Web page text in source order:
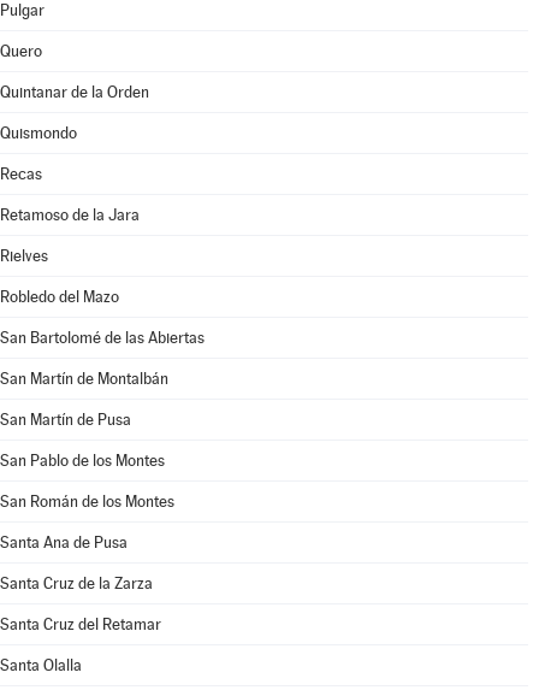
Pulgar
Quero
Quintanar de la Orden
Quismondo
Recas
Retamoso de la Jara
Rielves
Robledo del Mazo
San Bartolomé de las Abiertas
San Martín de Montalbán
San Martín de Pusa
San Pablo de los Montes
San Román de los Montes
Santa Ana de Pusa
Santa Cruz de la Zarza
Santa Cruz del Retamar
Santa Olalla